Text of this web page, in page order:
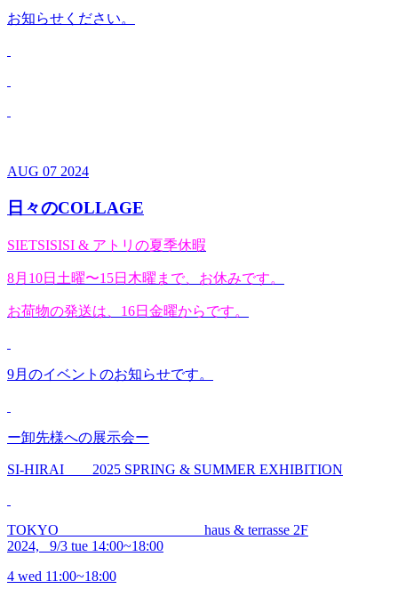
お知らせください。
AUG 07 2024
日々のCOLLAGE
SIETSISISI & アトリの夏季休暇
8月10日土曜〜15日木曜まで、お休みです。
お荷物の発送は、16日金曜からです。
9月のイベントのお知らせです。
ー卸先様への展示会ー
SI-HIRAI 2025 SPRING & SUMMER EXHIBITION
TOKYO haus & terrasse 2F
2024, 9/3 tue 14:00~18:00
4 wed 11:00~18:00